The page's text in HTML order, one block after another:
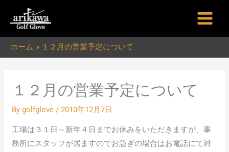
ホーム １２月の営業予定について
１２月の営業予定について
Bygolfglove/2010年12月7日
工場は３１日～新年４日までお休みをいただきますが、事
務所にスタッフが居ますのでお急ぎの場合はお電話にて対